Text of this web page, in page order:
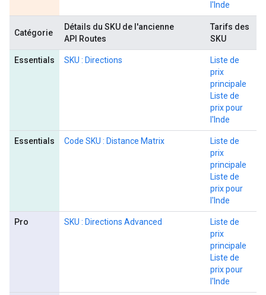
l'Inde
Catégorie
Détails du SKU de l'ancienne
API Routes
Tarifs des
SKU
Essentials SKU : Directions
Liste de
prix
principale
Liste de
prix pour
l'Inde
Essentials Code SKU : Distance Matrix
Liste de
prix
principale
Liste de
prix pour
l'Inde
Pro SKU : Directions Advanced
Liste de
prix
principale
Liste de
prix pour
l'Inde